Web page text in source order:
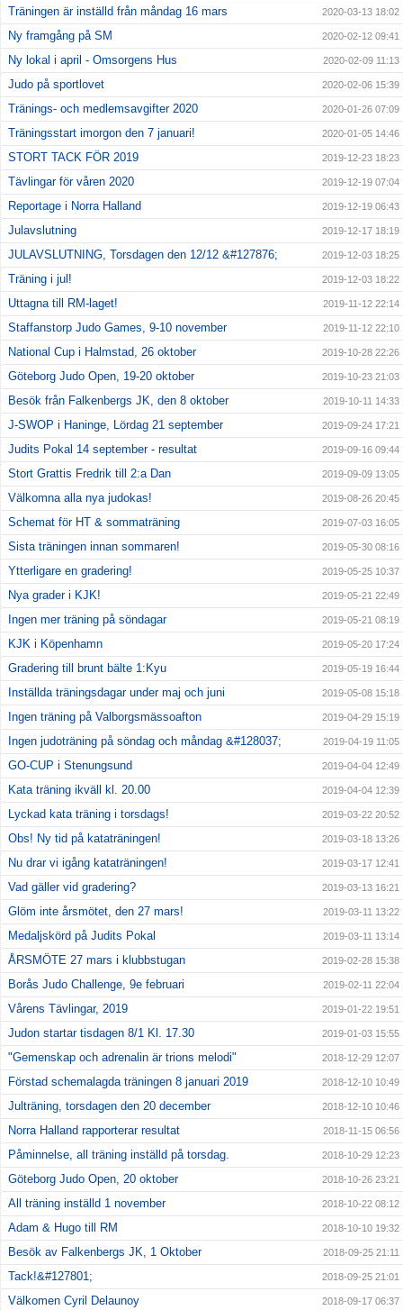
Träningen är inställd från måndag 16 mars 2020-03-13 18:02
Ny framgång på SM 2020-02-12 09:41
Ny lokal i april - Omsorgens Hus 2020-02-09 11:13
Judo på sportlovet 2020-02-06 15:39
Tränings- och medlemsavgifter 2020 2020-01-26 07:09
Träningsstart imorgon den 7 januari! 2020-01-05 14:46
STORT TACK FÖR 2019 2019-12-23 18:23
Tävlingar för våren 2020 2019-12-19 07:04
Reportage i Norra Halland 2019-12-19 06:43
Julavslutning 2019-12-17 18:19
JULAVSLUTNING, Torsdagen den 12/12 &#127876; 2019-12-03 18:25
Träning i jul! 2019-12-03 18:22
Uttagna till RM-laget! 2019-11-12 22:14
Staffanstorp Judo Games, 9-10 november 2019-11-12 22:10
National Cup i Halmstad, 26 oktober 2019-10-28 22:26
Göteborg Judo Open, 19-20 oktober 2019-10-23 21:03
Besök från Falkenbergs JK, den 8 oktober 2019-10-11 14:33
J-SWOP i Haninge, Lördag 21 september 2019-09-24 17:21
Judits Pokal 14 september - resultat 2019-09-16 09:44
Stort Grattis Fredrik till 2:a Dan 2019-09-09 13:05
Välkomna alla nya judokas! 2019-08-26 20:45
Schemat för HT & sommaträning 2019-07-03 16:05
Sista träningen innan sommaren! 2019-05-30 08:16
Ytterligare en gradering! 2019-05-25 10:37
Nya grader i KJK! 2019-05-21 22:49
Ingen mer träning på söndagar 2019-05-21 08:19
KJK i Köpenhamn 2019-05-20 17:24
Gradering till brunt bälte 1:Kyu 2019-05-19 16:44
Inställda träningsdagar under maj och juni 2019-05-08 15:18
Ingen träning på Valborgsmässoafton 2019-04-29 15:19
Ingen judoträning på söndag och måndag &#128037; 2019-04-19 11:05
GO-CUP i Stenungsund 2019-04-04 12:49
Kata träning ikväll kl. 20.00 2019-04-04 12:39
Lyckad kata träning i torsdags! 2019-03-22 20:52
Obs! Ny tid på kataträningen! 2019-03-18 13:26
Nu drar vi igång kataträningen! 2019-03-17 12:41
Vad gäller vid gradering? 2019-03-13 16:21
Glöm inte årsmötet, den 27 mars! 2019-03-11 13:22
Medaljskörd på Judits Pokal 2019-03-11 13:14
ÅRSMÖTE 27 mars i klubbstugan 2019-02-28 15:38
Borås Judo Challenge, 9e februari 2019-02-11 22:04
Vårens Tävlingar, 2019 2019-01-22 19:51
Judon startar tisdagen 8/1 Kl. 17.30 2019-01-03 15:55
"Gemenskap och adrenalin är trions melodi" 2018-12-29 12:07
Förstad schemalagda träningen 8 januari 2019 2018-12-10 10:49
Julträning, torsdagen den 20 december 2018-12-10 10:46
Norra Halland rapporterar resultat 2018-11-15 06:56
Påminnelse, all träning inställd på torsdag. 2018-10-29 12:23
Göteborg Judo Open, 20 oktober 2018-10-26 23:21
All träning inställd 1 november 2018-10-22 08:12
Adam & Hugo till RM 2018-10-10 19:32
Besök av Falkenbergs JK, 1 Oktober 2018-09-25 21:11
Tack!&#127801; 2018-09-25 21:01
Välkomen Cyril Delaunoy 2018-09-17 06:37